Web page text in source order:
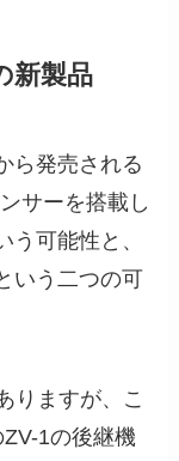
新製品
ら発売される
サーを搭載し
可能性と、
いう二つの可
りますが、こ
1の後継機